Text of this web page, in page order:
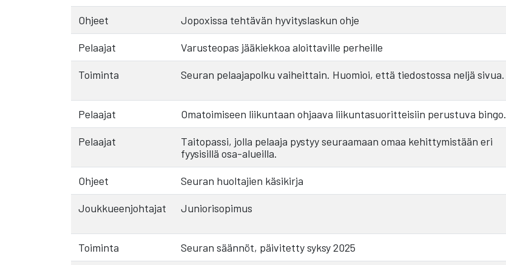
Ohjeet Jopoxissa tehtävän hyvityslaskun ohje
Pelaajat Varusteopas jääkiekkoa aloittaville perheille
Toiminta Seuran pelaajapolku vaiheittain. Huomioi, että tiedostossa neljä sivua.
Pelaajat Omatoimiseen liikuntaan ohjaava liikuntasuoritteisiin perustuva bingo.
Pelaajat
Taitopassi, jolla pelaaja pystyy seuraamaan omaa kehittymistään eri
fyysisillä osa-alueilla.
Ohjeet Seuran huoltajien käsikirja
Joukkueenjohtajat Juniorisopimus
Toiminta Seuran säännöt, päivitetty syksy 2025